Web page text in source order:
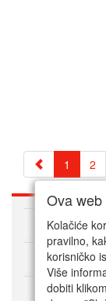
1 2
O nama
Kako
Korisnički
Ova
Kolačiće
pravilno,
korisničko
Više
dobiti